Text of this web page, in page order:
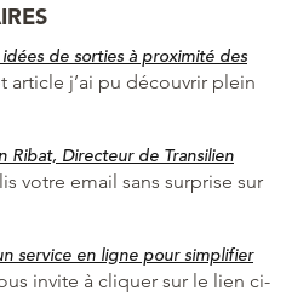
de sorties à proximité des
article j’ai pu découvrir plein
Ribat, Directeur de Transilien
votre email sans surprise sur
service en ligne pour simplifier
invite à cliquer sur le lien ci-